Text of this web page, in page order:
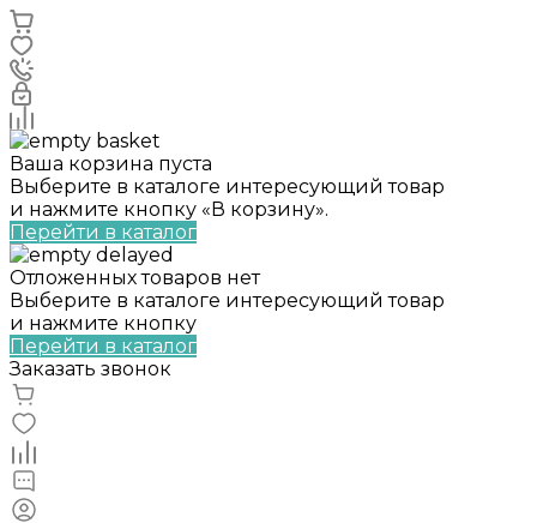
Ваша корзина пуста
Выберите в каталоге интересующий товар
и нажмите кнопку «В корзину».
Перейти в каталог
Отложенных товаров нет
Выберите в каталоге интересующий товар
и нажмите кнопку
Перейти в каталог
Заказать звонок